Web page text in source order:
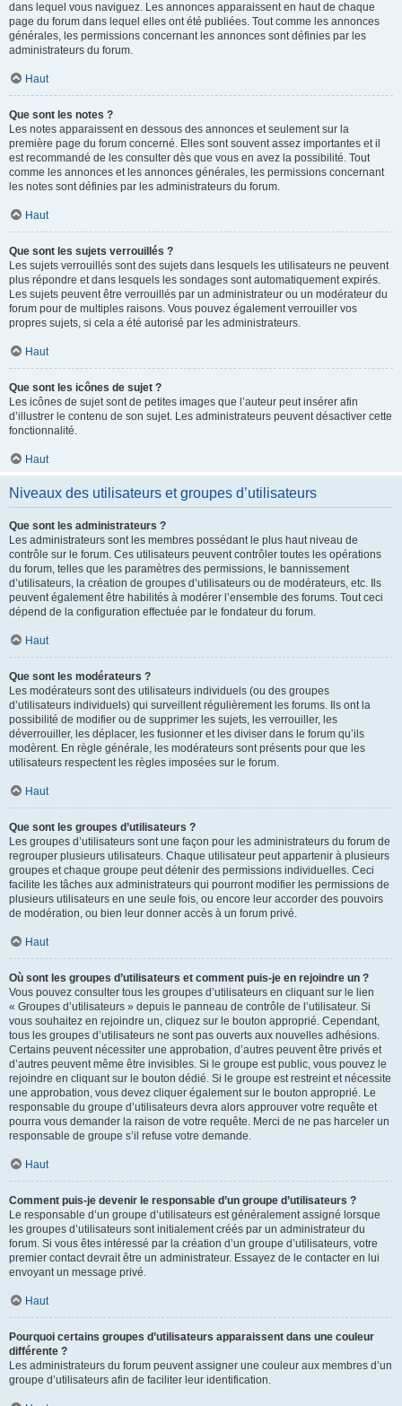
dans lequel vous naviguez. Les annonces apparaissent en haut de chaque
page du forum dans lequel elles ont été publiées. Tout comme les annonces
générales, les permissions concernant les annonces sont définies par les
administrateurs du forum.
Haut
Que sont les notes ?
Les notes apparaissent en dessous des annonces et seulement sur la
première page du forum concerné. Elles sont souvent assez importantes et il
est recommandé de les consulter dès que vous en avez la possibilité. Tout
comme les annonces et les annonces générales, les permissions concernant
les notes sont définies par les administrateurs du forum.
Haut
Que sont les sujets verrouillés ?
Les sujets verrouillés sont des sujets dans lesquels les utilisateurs ne peuvent
plus répondre et dans lesquels les sondages sont automatiquement expirés.
Les sujets peuvent être verrouillés par un administrateur ou un modérateur du
forum pour de multiples raisons. Vous pouvez également verrouiller vos
propres sujets, si cela a été autorisé par les administrateurs.
Haut
Que sont les icônes de sujet ?
Les icônes de sujet sont de petites images que l’auteur peut insérer afin
d’illustrer le contenu de son sujet. Les administrateurs peuvent désactiver cette
fonctionnalité.
Haut
Niveaux des utilisateurs et groupes d’utilisateurs
Que sont les administrateurs ?
Les administrateurs sont les membres possédant le plus haut niveau de
contrôle sur le forum. Ces utilisateurs peuvent contrôler toutes les opérations
du forum, telles que les paramètres des permissions, le bannissement
d’utilisateurs, la création de groupes d’utilisateurs ou de modérateurs, etc. Ils
peuvent également être habilités à modérer l’ensemble des forums. Tout ceci
dépend de la configuration effectuée par le fondateur du forum.
Haut
Que sont les modérateurs ?
Les modérateurs sont des utilisateurs individuels (ou des groupes
d’utilisateurs individuels) qui surveillent régulièrement les forums. Ils ont la
possibilité de modifier ou de supprimer les sujets, les verrouiller, les
déverrouiller, les déplacer, les fusionner et les diviser dans le forum qu’ils
modèrent. En règle générale, les modérateurs sont présents pour que les
utilisateurs respectent les règles imposées sur le forum.
Haut
Que sont les groupes d’utilisateurs ?
Les groupes d’utilisateurs sont une façon pour les administrateurs du forum de
regrouper plusieurs utilisateurs. Chaque utilisateur peut appartenir à plusieurs
groupes et chaque groupe peut détenir des permissions individuelles. Ceci
facilite les tâches aux administrateurs qui pourront modifier les permissions de
plusieurs utilisateurs en une seule fois, ou encore leur accorder des pouvoirs
de modération, ou bien leur donner accès à un forum privé.
Haut
Où sont les groupes d’utilisateurs et comment puis-je en rejoindre un ?
Vous pouvez consulter tous les groupes d’utilisateurs en cliquant sur le lien
« Groupes d’utilisateurs » depuis le panneau de contrôle de l’utilisateur. Si
vous souhaitez en rejoindre un, cliquez sur le bouton approprié. Cependant,
tous les groupes d’utilisateurs ne sont pas ouverts aux nouvelles adhésions.
Certains peuvent nécessiter une approbation, d’autres peuvent être privés et
d’autres peuvent même être invisibles. Si le groupe est public, vous pouvez le
rejoindre en cliquant sur le bouton dédié. Si le groupe est restreint et nécessite
une approbation, vous devez cliquer également sur le bouton approprié. Le
responsable du groupe d’utilisateurs devra alors approuver votre requête et
pourra vous demander la raison de votre requête. Merci de ne pas harceler un
responsable de groupe s’il refuse votre demande.
Haut
Comment puis-je devenir le responsable d’un groupe d’utilisateurs ?
Le responsable d’un groupe d’utilisateurs est généralement assigné lorsque
les groupes d’utilisateurs sont initialement créés par un administrateur du
forum. Si vous êtes intéressé par la création d’un groupe d’utilisateurs, votre
premier contact devrait être un administrateur. Essayez de le contacter en lui
envoyant un message privé.
Haut
Pourquoi certains groupes d’utilisateurs apparaissent dans une couleur
différente ?
Les administrateurs du forum peuvent assigner une couleur aux membres d’un
groupe d’utilisateurs afin de faciliter leur identification.